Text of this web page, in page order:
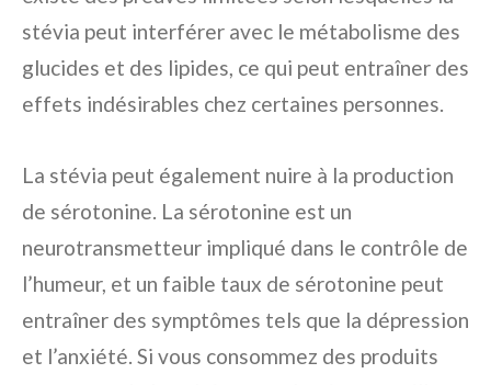
stévia peut interférer avec le métabolisme des
glucides et des lipides, ce qui peut entraîner des
effets indésirables chez certaines personnes.
La stévia peut également nuire à la production
de sérotonine. La sérotonine est un
neurotransmetteur impliqué dans le contrôle de
l’humeur, et un faible taux de sérotonine peut
entraîner des symptômes tels que la dépression
et l’anxiété. Si vous consommez des produits